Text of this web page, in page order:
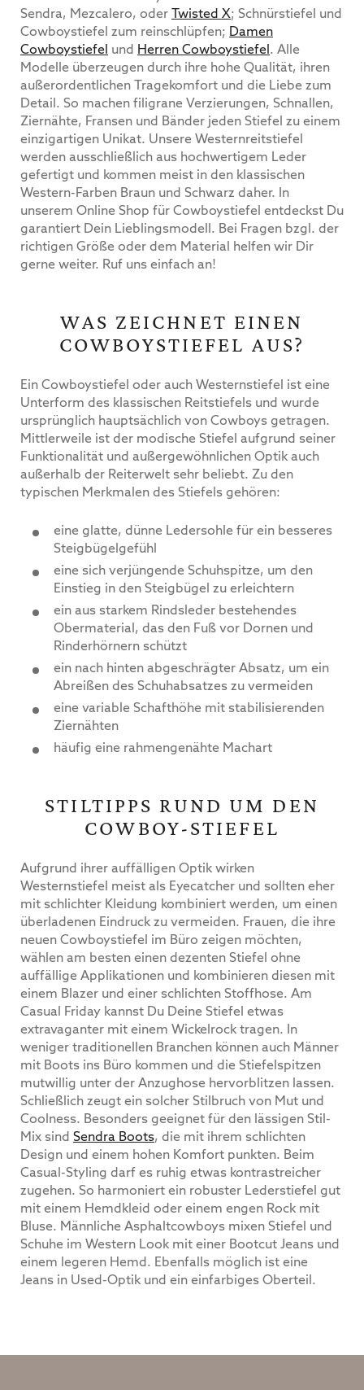
Sendra, Mezcalero, oder Twisted X; Schnürstiefel und
Cowboystiefel zum reinschlüpfen; Damen
Cowboystiefel und Herren Cowboystiefel . Alle
Modelle überzeugen durch ihre hohe Qualität, ihren
außerordentlichen Tragekomfort und die Liebe zum
Detail. So machen filigrane Verzierungen, Schnallen,
Ziernähte, Fransen und Bänder jeden Stiefel zu einem
einzigartigen Unikat. Unsere Westernreitstiefel
werden ausschließlich aus hochwertigem Leder
gefertigt und kommen meist in den klassischen
Western-Farben Braun und Schwarz daher. In
unserem Online Shop für Cowboystiefel entdeckst Du
garantiert Dein Lieblingsmodell. Bei Fragen bzgl. der
richtigen Größe oder dem Material helfen wir Dir
gerne weiter. Ruf uns einfach an!
WAS ZEICHNET EINEN
COWBOYSTIEFEL AUS?
Ein Cowboystiefel oder auch Westernstiefel ist eine
Unterform des klassischen Reitstiefels und wurde
ursprünglich hauptsächlich von Cowboys getragen.
Mittlerweile ist der modische Stiefel aufgrund seiner
Funktionalität und außergewöhnlichen Optik auch
außerhalb der Reiterwelt sehr beliebt. Zu den
typischen Merkmalen des Stiefels gehören:
eine glatte, dünne Ledersohle für ein besseres
Steigbügelgefühl
eine sich verjüngende Schuhspitze, um den
Einstieg in den Steigbügel zu erleichtern
ein aus starkem Rindsleder bestehendes
Obermaterial, das den Fuß vor Dornen und
Rinderhörnern schützt
ein nach hinten abgeschrägter Absatz, um ein
Abreißen des Schuhabsatzes zu vermeiden
eine variable Schafthöhe mit stabilisierenden
Ziernähten
häufig eine rahmengenähte Machart
STILTIPPS RUND UM DEN
COWBOY-STIEFEL
Aufgrund ihrer auffälligen Optik wirken
Westernstiefel meist als Eyecatcher und sollten eher
mit schlichter Kleidung kombiniert werden, um einen
überladenen Eindruck zu vermeiden. Frauen, die ihre
neuen Cowboystiefel im Büro zeigen möchten,
wählen am besten einen dezenten Stiefel ohne
auffällige Applikationen und kombinieren diesen mit
einem Blazer und einer schlichten Stoffhose. Am
Casual Friday kannst Du Deine Stiefel etwas
extravaganter mit einem Wickelrock tragen. In
weniger traditionellen Branchen können auch Männer
mit Boots ins Büro kommen und die Stiefelspitzen
mutwillig unter der Anzughose hervorblitzen lassen.
Schließlich zeugt ein solcher Stilbruch von Mut und
Coolness. Besonders geeignet für den lässigen Stil-
Mix sind Sendra Boots, die mit ihrem schlichten
Design und einem hohen Komfort punkten. Beim
Casual-Styling darf es ruhig etwas kontrastreicher
zugehen. So harmoniert ein robuster Lederstiefel gut
mit einem Hemdkleid oder einem engen Rock mit
Bluse. Männliche Asphaltcowboys mixen Stiefel und
Schuhe im Western Look mit einer Bootcut Jeans und
einem legeren Hemd. Ebenfalls möglich ist eine
Jeans in Used-Optik und ein einfarbiges Oberteil.